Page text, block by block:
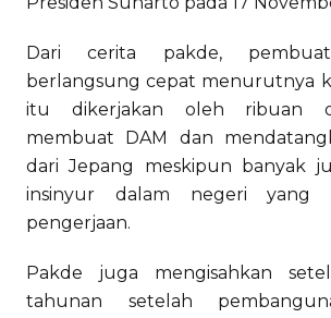
Dari cerita pakde,
berlangsung cepat menurutnya
itu dikerjakan oleh ribuan
membuat DAM dan
dari Jepang meskipun banyak
insinyur dalam negeri yang
pengerjaan.
Pakde juga mengisahkan
tahunan setelah